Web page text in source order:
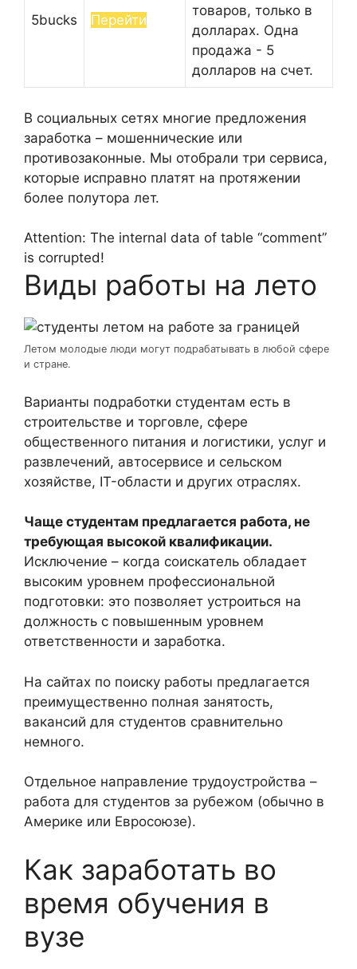
5bucks Перейти
товаров, только в
долларах. Одна
продажа - 5
долларов на счет.
В социальных сетях многие предложения
заработка – мошеннические или
противозаконные. Мы отобрали три сервиса,
которые исправно платят на протяжении
более полутора лет.
Attention: The internal data of table “comment”
is corrupted!
Виды работы на лето
Летом молодые люди могут подрабатывать в любой сфере
и стране.
Варианты подработки студентам есть в
строительстве и торговле, сфере
общественного питания и логистики, услуг и
развлечений, автосервисе и сельском
хозяйстве, IT-области и других отраслях.
Чаще студентам предлагается работа, не
требующая высокой квалификации.
Исключение – когда соискатель обладает
высоким уровнем профессиональной
подготовки: это позволяет устроиться на
должность с повышенным уровнем
ответственности и заработка.
На сайтах по поиску работы предлагается
преимущественно полная занятость,
вакансий для студентов сравнительно
немного.
Отдельное направление трудоустройства –
работа для студентов за рубежом (обычно в
Америке или Евросоюзе).
Как заработать во
время обучения в
вузе